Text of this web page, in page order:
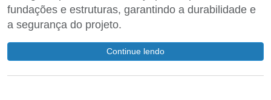
fundações e estruturas, garantindo a durabilidade e
a segurança do projeto.
Continue lendo